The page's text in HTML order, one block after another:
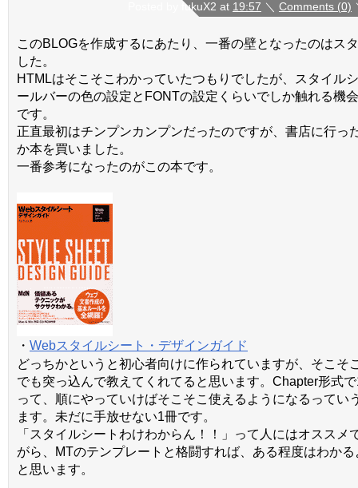
Posted by fukuX2 at 19:57 ＼ Comments (0)
このBLOGを作成するにあたり、一番の壁となったのはス
した。
HTMLはそこそこわかっていたつもりでしたが、スタイル
ールバーの色の設定とFONTの設定くらいでしか触れる機
です。
正直最初はチンプンカンプンだったのですが、書店に行っ
か本を買いました。
一番参考になったのがこの本です。
・ Webスタイルシート・デザインガイド
どっちかというと初心者向けに作られていますが、そこそ
でも突っ込んで教えてくれてると思います。Chapter形式
って、順にやっていけばそこそこ使えるようになるってい
ます。未だに手放せない1冊です。
「スタイルシートわけわからん！！」って人にはオススメ
がら、MTのテンプレートと格闘すれば、ある程度はわか
と思います。